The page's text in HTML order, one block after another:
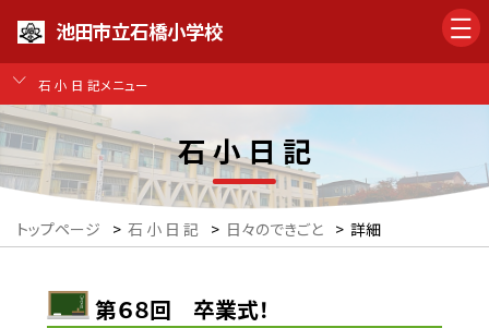
池田市立石橋小学校
石 小 日 記メニュー
石 小 日 記
トップページ > 石 小 日 記 > 日々のできごと > 詳細
第６８回 卒業式！